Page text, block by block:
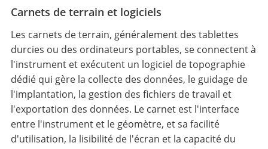
Carnets de terrain et logiciels
Les carnets de terrain, généralement des tablettes
durcies ou des ordinateurs portables, se connectent à
l'instrument et exécutent un logiciel de topographie
dédié qui gère la collecte des données, le guidage de
l'implantation, la gestion des fichiers de travail et
l'exportation des données. Le carnet est l'interface
entre l'instrument et le géomètre, et sa facilité
d'utilisation, la lisibilité de l'écran et la capacité du